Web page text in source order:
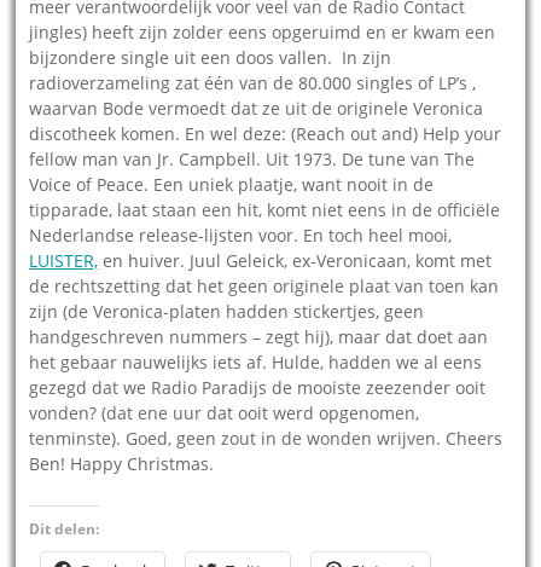
meer verantwoordelijk voor veel van de Radio Contact
jingles) heeft zijn zolder eens opgeruimd en er kwam een
bijzondere single uit een doos vallen. In zijn
radioverzameling zat één van de 80.000 singles of LP’s ,
waarvan Bode vermoedt dat ze uit de originele Veronica
discotheek komen. En wel deze: (Reach out and) Help your
fellow man van Jr. Campbell. Uit 1973. De tune van The
Voice of Peace. Een uniek plaatje, want nooit in de
tipparade, laat staan een hit, komt niet eens in de officiële
Nederlandse release-lijsten voor. En toch heel mooi,
LUISTER, en huiver. Juul Geleick, ex-Veronicaan, komt met
de rechtszetting dat het geen originele plaat van toen kan
zijn (de Veronica-platen hadden stickertjes, geen
handgeschreven nummers – zegt hij), maar dat doet aan
het gebaar nauwelijks iets af. Hulde, hadden we al eens
gezegd dat we Radio Paradijs de mooiste zeezender ooit
vonden? (dat ene uur dat ooit werd opgenomen,
tenminste). Goed, geen zout in de wonden wrijven. Cheers
Ben! Happy Christmas.
Dit delen: